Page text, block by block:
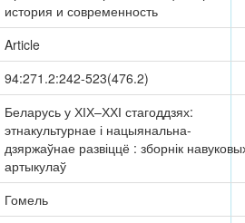
история и современность
Article
94:271.2:242-523(476.2)
Беларусь у ХІХ–ХХІ стагоддзях:
этнакультурнае і нацыянальна-
дзяржаўнае развіццё : зборнік
артыкулаў
Гомель